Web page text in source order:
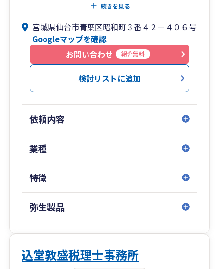
※当事務所のプランはどれでも、会計・経営・
資金などについて、随時相談可能です。
【全国どこでも対応】
契約から申告・納税までの全てをオンラインで
完結できるサービスにより全国どこからでも対応
可能です。
トアップ事業者様を全力でサポートします。
スタートアップ企業向けの超格安プランや資金
に係る有用な情報を提供します。
続きを見る
宮城県仙台市青葉区昭和町３番４２－４０６号
Googleマップを確認
お問い合わせ
紹介無料
検討リストに追加
依頼内容
業種
特徴
弥生製品
込堂敦盛税理士事務所